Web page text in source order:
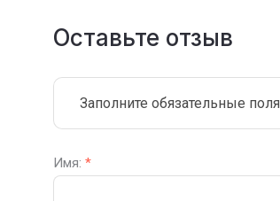
Оставьте отзыв
Заполните обязательные поля
Имя: *